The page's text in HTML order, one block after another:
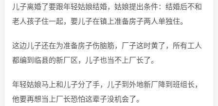
儿子离婚了要跟年轻姑娘结婚，姑娘提出条件：结婚后不和
老人孩子住一起，要儿子在镇上准备房子两人单独住。
这边儿子还在为准备房子伤脑筋，厂子这时黄了，所有工人
都编到临县的新厂区，儿子也当不上厂长了。
年轻姑娘马上和儿子分了手，儿子到外地新厂降到班组长，
他要再想当上厂长恐怕这辈子没机会了。